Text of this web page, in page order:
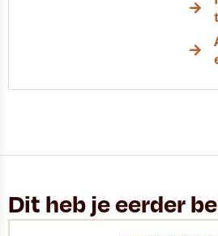
Dit heb je eerder